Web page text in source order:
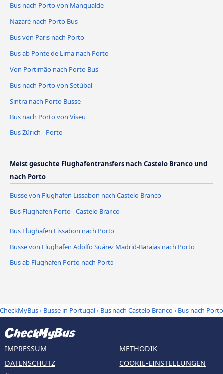
Bus nach Porto von Mangualde
Nazaré nach Porto Bus
Bus von Paris nach Porto
Bus ab Ponte de Lima nach Porto
Von Portimão nach Porto Bus
Bus nach Porto von Setúbal
Sintra nach Porto Busse
Bus nach Porto von Viseu
Bus Zürich - Porto
Meist gesuchte Flughafentransfers nach Castelo Branco und
nach Porto
Busse von Flughafen Lissabon nach Castelo Branco
Bus Flughafen Porto - Castelo Branco
Bus Flughafen Lissabon nach Porto
Busse von Flughafen Adolfo Suárez Madrid-Barajas nach Porto
Bus ab Flughafen Porto nach Porto
CheckMyBus› Busse in Portugal› Bus nach Castelo Branco› Bus nach Porto
IMPRESSUM
DATENSCHUTZ
METHODIK
COOKIE-EINSTELLUNGEN